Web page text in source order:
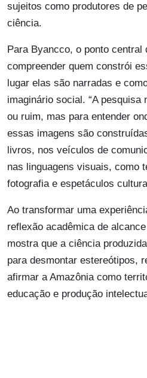
sujeitos como produtores de
ciência.
Para Byancco, o ponto central
compreender quem constrói
lugar elas são narradas e
imaginário social. “A pesquisa
ou ruim, mas para entender
essas imagens são
livros, nos veículos de
nas linguagens visuais, como
fotografia e espetáculos
Ao transformar uma
reflexão acadêmica de
mostra que a ciência
para desmontar estereótipos,
afirmar a Amazônia como
educação e produção